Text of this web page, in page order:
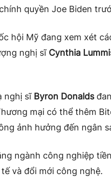
quyền Joe Biden
hội Mỹ đang xem xét
nghị sĩ Cynthia
nghị sĩ Byron Donalds
mại có thể thêm
ảnh hưởng đến ngân
ngành công nghiệp
và đổi mới công nghệ.